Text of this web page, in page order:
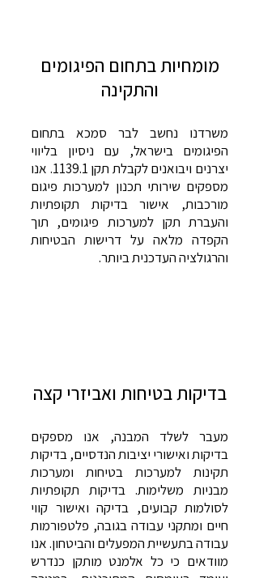
מומחיות בתחום הפיגומים
והתקינה
משרדנו נחשב לבר סמכא בתחום
הפיגומים בישראל, עם ניסיון בליווי
יצרנים ויבואנים לקבלת תקן 1139.1. אנו
מספקים שירותי תכנון למערכות פיגום
מורכבות, אישור בדיקות תקופתיות
והעברת תקן למערכות פיגומים, תוך
הקפדה מלאה על דרישות הבטיחות
והרגולציה העדכנית ביותר.
בדיקות בטיחות ואביזרי קצ​ה
מעבר לשלד המבנה, אנו מספקים
בדיקות ואישורי יציבות הנדסיים, בדיקות
תקינות למערכות בטיחות ומערכות
מבניות משלימות. בדיקות תקופתיות
לסולמות קבועים, בדיקה ואישור קווי
חיים ומתקני עבודה בגובה, פלטפורמות
עבודה בתעשיית המפעלים והביטחון. אנו
מוודאים כי כל אלמנט מותקן כנדרש